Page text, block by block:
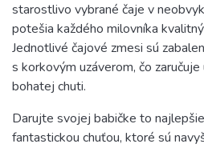
starostlivo vybrané čaje v
potešia každého milovníka
Jednotlivé čajové zmesi sú
s korkovým uzáverom, čo
bohatej chuti.
Darujte svojej babičke to
fantastickou chuťou, ktoré sú